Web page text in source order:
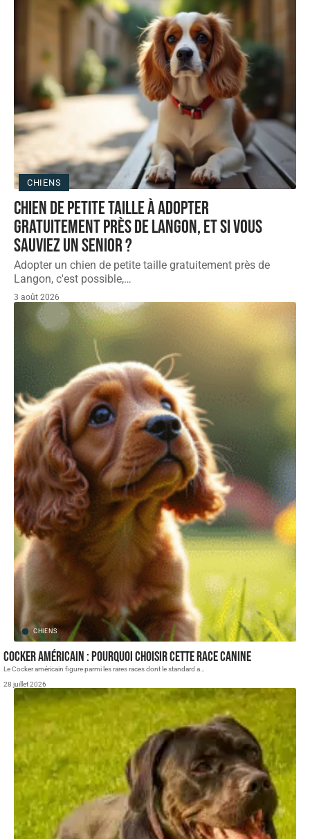
CHIENS
Chien de petite taille à adopter
gratuitement près de langon, et si vous
sauviez un senior ?
Adopter un chien de petite taille gratuitement près de
Langon, c'est possible,…
3 août 2026
CHIENS
Cocker américain : pourquoi choisir cette race canine
Le Cocker américain figure parmi les rares races dont le standard a
28 juillet 2026